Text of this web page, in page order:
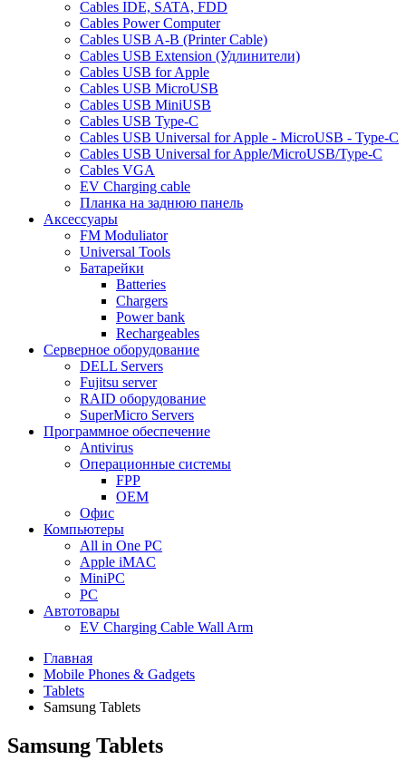
Cables IDE, SATA, FDD
Cables Power Computer
Cables USB A-B (Printer Cable)
Cables USB Extension (Удлинители)
Cables USB for Apple
Cables USB MicroUSB
Cables USB MiniUSB
Cables USB Type-C
Cables USB Universal for Apple - MicroUSB - Type-C
Cables USB Universal for Apple/MicroUSB/Type-C
Cables VGA
EV Charging cable
Планка на заднюю панель
Аксессуары
FM Moduliator
Universal Tools
Батарейки
Batteries
Chargers
Power bank
Rechargeables
Серверное оборудование
DELL Servers
Fujitsu server
RAID оборудование
SuperMicro Servers
Программное обеспечение
Antivirus
Операционные системы
FPP
OEM
Офис
Компьютеры
All in One PC
Apple iMAC
MiniPC
PC
Автотовары
EV Charging Cable Wall Arm
Главная
Mobile Phones & Gadgets
Tablets
Samsung Tablets
Samsung Tablets